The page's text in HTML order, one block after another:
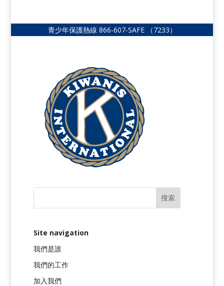
青少年保護熱線 866-607-SAFE （7233）
Site navigation
我們是誰
我們的工作
加入我們